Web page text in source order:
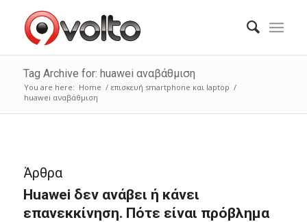
Tag Archive for: huawei αναβάθμιση
You are here: Home / επισκευή smartphone και laptop /
huawei αναβάθμιση
Άρθρα
Huawei δεν ανάβει ή κάνει
επανεκκίνηση. Πότε είναι πρόβλημα